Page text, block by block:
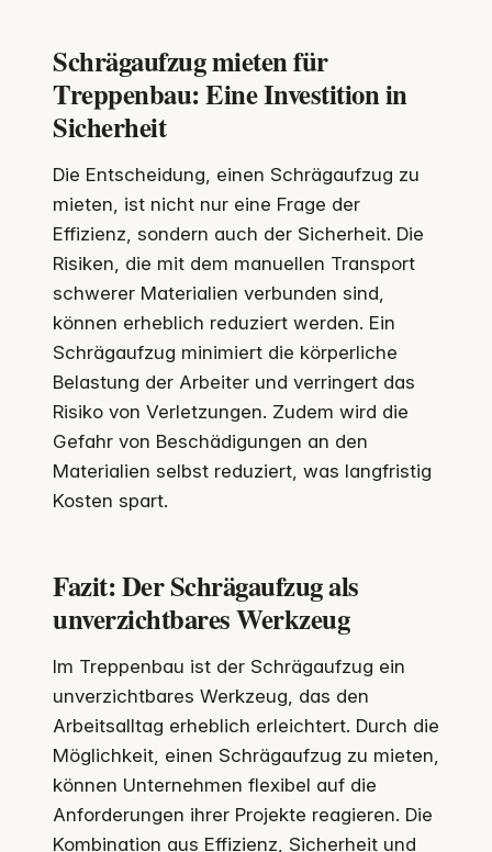
Schrägaufzug mieten für
Treppenbau: Eine Investition in
Sicherheit
Die Entscheidung, einen Schrägaufzug zu
mieten, ist nicht nur eine Frage der
Effizienz, sondern auch der Sicherheit. Die
Risiken, die mit dem manuellen Transport
schwerer Materialien verbunden sind,
können erheblich reduziert werden. Ein
Schrägaufzug minimiert die körperliche
Belastung der Arbeiter und verringert das
Risiko von Verletzungen. Zudem wird die
Gefahr von Beschädigungen an den
Materialien selbst reduziert, was langfristig
Kosten spart.
Fazit: Der Schrägaufzug als
unverzichtbares Werkzeug
Im Treppenbau ist der Schrägaufzug ein
unverzichtbares Werkzeug, das den
Arbeitsalltag erheblich erleichtert. Durch die
Möglichkeit, einen Schrägaufzug zu mieten,
können Unternehmen flexibel auf die
Anforderungen ihrer Projekte reagieren. Die
Kombination aus Effizienz, Sicherheit und